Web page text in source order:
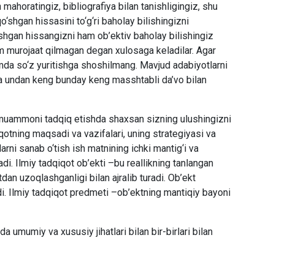
bibliografiya bilan tanishligingiz, shu
hissasini to‘g‘ri baholay bilishingizni
hissangizni ham ob’ektiv baholay bilishingiz
murojaat qilmagan degan xulosaga keladilar. Agar
so‘z yuritishga shoshilmang. Mavjud adabiyotlarni
keng bunday keng masshtabli da’vo bilan
tadqiq etishda shaxsan sizning ulushingizni
maqsadi va vazifalari, uning strategiyasi va
sanab o‘tish ish matnining ichki mantig‘i va
Ilmiy tadqiqot ob’ekti –bu reallikning tanlangan
uzoqlashganligi bilan ajralib turadi. Ob’ekt
Ilmiy tadqiqot predmeti –ob’ektning mantiqiy bayoni
umumiy va xususiy jihatlari bilan bir-birlari bilan